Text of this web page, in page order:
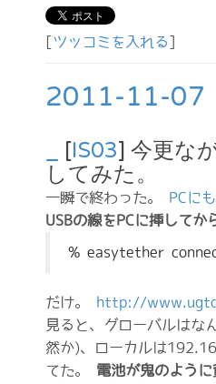
ツッコミを入れる
2011-11-07
[IS03] 今更な
してみた。
一瞬で終わった。 PCに
USBの線をPCに挿してか
% easytether
だけ。 http://
見ると、グローバルはな
然か)、ローカルは
てた。 電池が鬼のよう